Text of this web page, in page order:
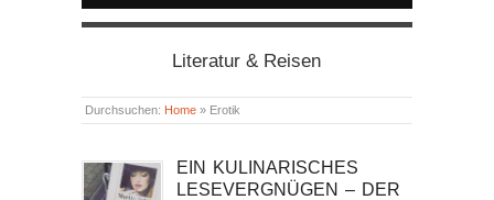
Literatur & Reisen
Durchsuchen: Home » Erotik
EIN KULINARISCHES
LESEVERGNÜGEN – DER